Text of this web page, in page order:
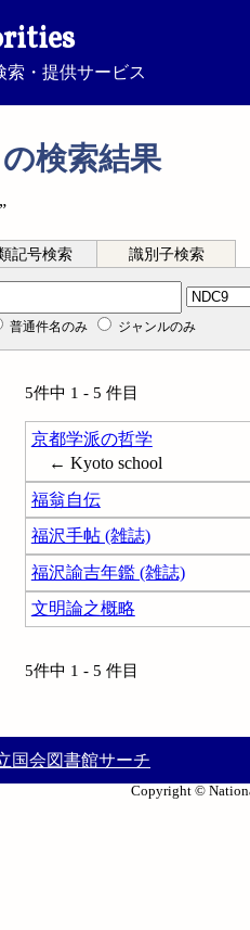
索・提供サービス
検索結果
”
記号検索 識別子検索
普通件名のみ ジャンルのみ
5件中 1 - 5 件目
京都学派の哲学
← Kyoto school
福翁自伝
福沢手帖 (雑誌)
福沢諭吉年鑑 (雑誌)
文明論之概略
5件中 1 - 5 件目
国会図書館サーチ
Copyright ©